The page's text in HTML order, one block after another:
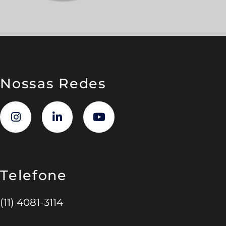
Nossas Redes
Telefone
(11) 4081-3114